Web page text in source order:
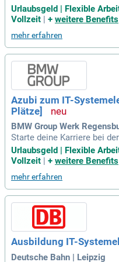
nd hilfreichen
prozess ab dem
ktiven Vergütungen,
vorragenden
eitszeiten, persönliche
gsmöglichkeiten.
Wohnheime in München
ten. Erfahren Sie mehr
mw.jobs/waswirbieten.
Urlaubsgeld | Flexible
Vollzeit | + weitere Benefits
mehr erfahren
Azubi zum IT-
Plätze]
BMW Group Werk
Starte deine Karriere bei
7! Du benötigst gute
Mittlere Reife. Unsere
attraktive Vergütung,
xible Arbeitszeiten. Zudem
hmechancen und
ofitiere von
ngeboten und weiteren
ng unvergesslich machen!
Urlaubsgeld | Flexible
Vollzeit
+ weitere Benefits
mehr erfahren
Ausbildung IT-
Deutsche Bahn | Leipzig